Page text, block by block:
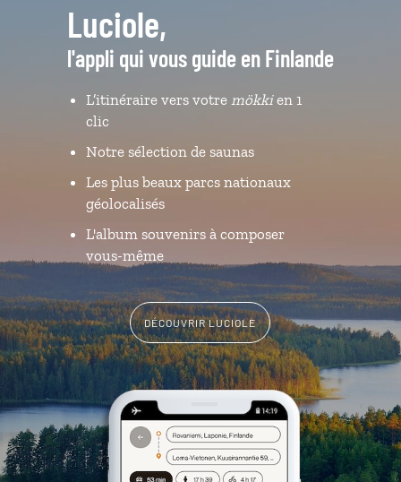
Luciole,
l'appli qui vous guide en Finlande
L’itinéraire vers votre mökkien 1
clic
Notre sélection de saunas
Les plus beaux parcs nationaux
géolocalisés
L'album souvenirs à composer
vous-même
DÉCOUVRIR LUCIOLE